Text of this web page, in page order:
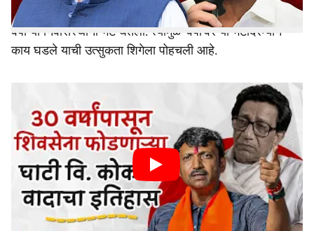
शिवसेनेच्या बड्या नेत्याने सोमवारी रात्री उशीरा सीएम फडणवीसांची
वर्षा या निवासस्थानी भेट घेतली. त्यामुळे 'वर्षा'वर या भेटीदरम्यान
काय घडले याची उत्सुकता शिगेला पोहचली आहे.